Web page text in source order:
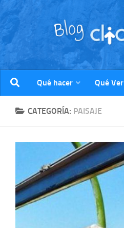
Saltar al contenido
Qué hacer Qué Ver
CATEGORÍA: PAISAJE